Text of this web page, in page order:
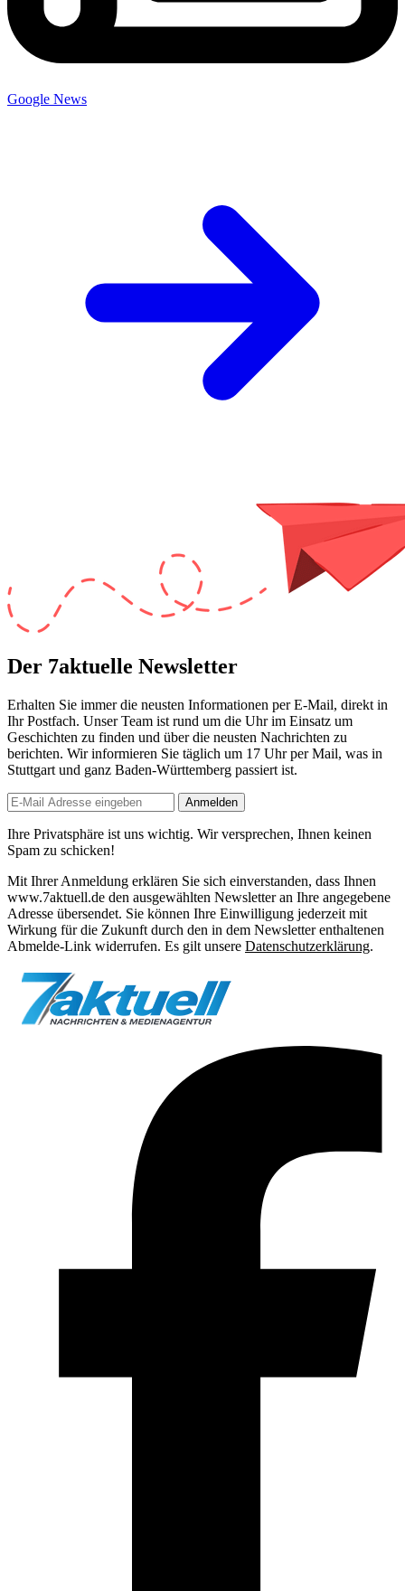
Google News
Der 7aktuelle Newsletter
Erhalten Sie immer die neusten Informationen per E-Mail, direkt in
Ihr Postfach. Unser Team ist rund um die Uhrim Einsatz um
Geschichten zu finden und über die neusten Nachrichten zu
berichten. Wir informieren Sie täglich um 17 Uhrper Mail, was in
Stuttgart und ganz Baden-Württemberg passiert ist.
Anmelden
Ihre Privatsphäre ist uns wichtig. Wir versprechen, Ihnen keinen
Spam zu schicken!
Mit Ihrer Anmeldung erklären Sie sich einverstanden, dass Ihnen
www.7aktuell.de den ausgewählten Newsletter an Ihre angegebene
Adresse übersendet. Sie können Ihre Einwilligung jederzeit mit
Wirkung für die Zukunft durch den in dem Newsletter enthaltenen
Abmelde-Link widerrufen. Es gilt unsere Datenschutzerklärung.